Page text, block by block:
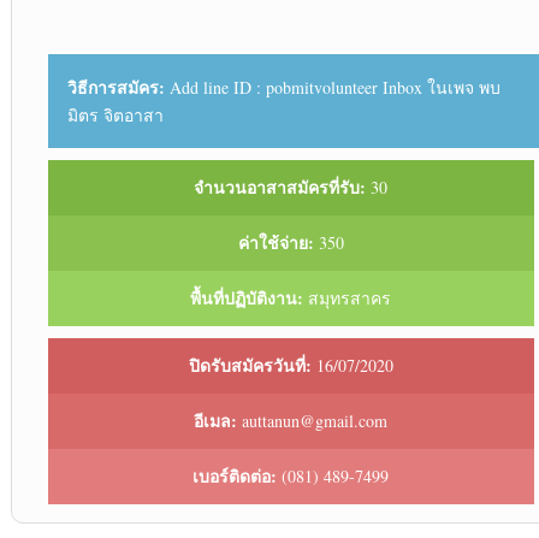
วิธีการสมัคร: Add line ID : pobmitvolunteer Inbox ในเพจ พบ
มิตร จิตอาสา
จำนวนอาสาสมัครที่รับ: 30
ค่าใช้จ่าย: 350
พื้นที่ปฏิบัติงาน: สมุทรสาคร
ปิดรับสมัครวันที่: 16/07/2020
อีเมล: auttanun@gmail.com
เบอร์ติดต่อ: (081) 489-7499